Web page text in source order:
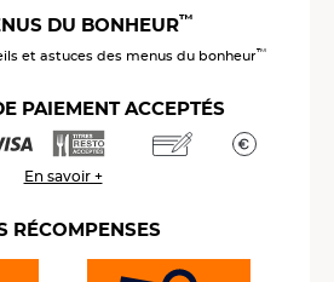
DU BONHEUR™
et astuces des menus du bonheur™
PAIEMENT ACCEPTÉS
En savoir +
RÉCOMPENSES